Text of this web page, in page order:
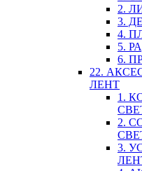
2.
3.
4.
5.
6.
22.
ЛЕНТ
1.
2.
3.